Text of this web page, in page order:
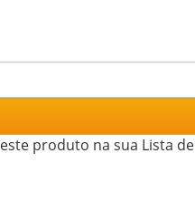
produto na sua Lista de